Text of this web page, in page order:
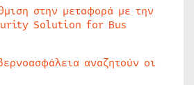
στην μεταφορά με την
Solution for Bus
αναζητούν οι